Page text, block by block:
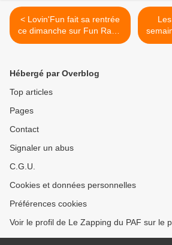
< Lovin'Fun fait sa rentrée
ce dimanche sur Fun Radio
avec un nouveau docteur
Hébergé par Overblog
Top articles
Pages
Contact
Signaler un abus
C.G.U.
Cookies et données personnelles
Préférences cookies
Voir le profil de Le Zapping du PAF sur le